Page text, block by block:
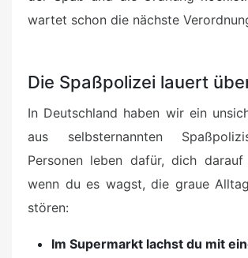
wartet schon die nächste
Die Spaßpolizei lauert
In Deutschland haben wir ein
aus selbsternannten
Personen leben dafür, dich darauf
wenn du es wagst, die graue
stören:
Im Supermarkt lachst du mit